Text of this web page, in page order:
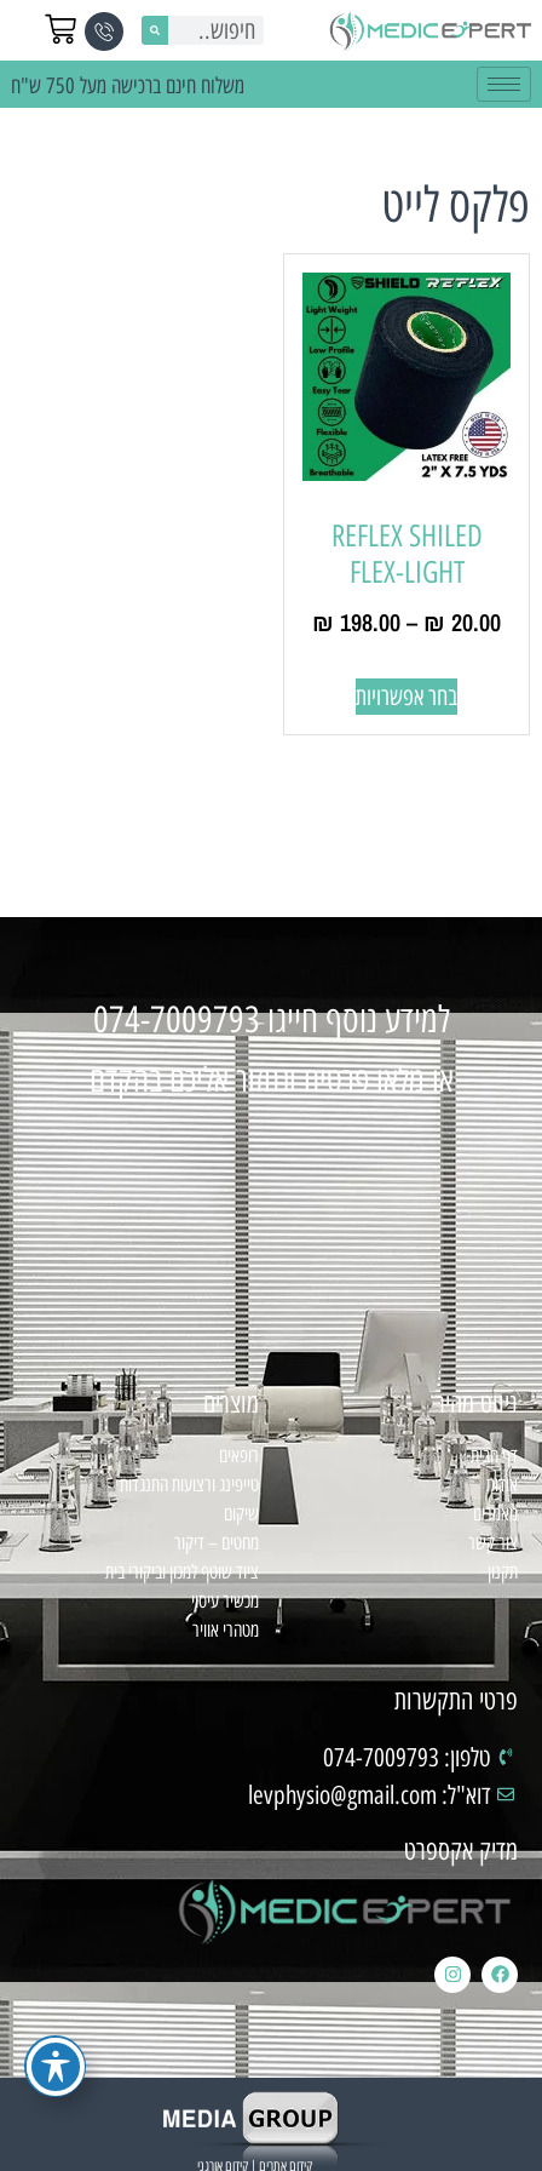
משלוח חינם ברכישה מעל 750 ש"ח
פלקס לייט
REFLEX SHILED
FLEX-LIGHT
₪ 20.00
–
₪ 198.00
בחר אפשרויות
למידע נוסף חייגו 074-7009793
או מלאו פרטים ונחזור אליכם בהקדם
ניווט מהיר
דף הבית
אודות
מאמרים
צור קשר
תקנון
מוצרים
רופאים
טייפינג ורצועות התנגדות
שיקום
מחטים – דיקור
ציוד שוטף למכון וביקורי בית
מכשיר עיסוי
מטהרי אוויר
פרטי התקשרות
טלפון: 074-7009793
דוא"ל: levphysio@gmail.com
מדיק אקספרט
קידום אתרים קידום אורגני